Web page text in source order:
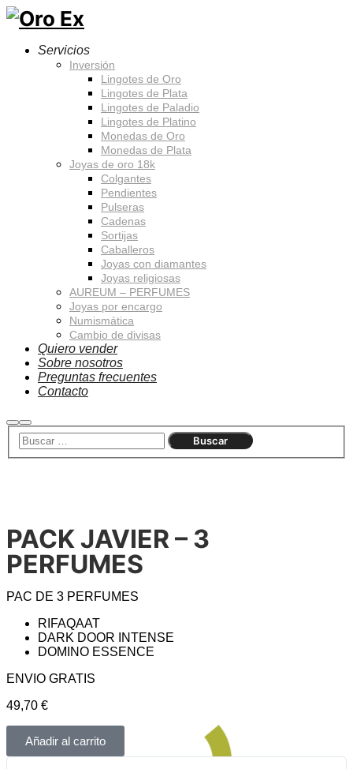
Servicios
Inversión
Lingotes de Oro
Lingotes de Plata
Lingotes de Paladio
Lingotes de Platino
Monedas de Oro
Monedas de Plata
Joyas de oro 18k
Colgantes
Pendientes
Pulseras
Cadenas
Sortijas
Caballeros
Joyas con diamantes
Joyas religiosas
AUREUM – PERFUMES
Joyas por encargo
Numismática
Cambio de divisas
Quiero vender
Sobre nosotros
Preguntas frecuentes
Contacto
PACK JAVIER – 3
PERFUMES
PAC DE 3 PERFUMES
RIFAQAAT
DARK DOOR INTENSE
DOMINO ESSENCE
ENVIO GRATIS
49,70 €
Añadir al carrito